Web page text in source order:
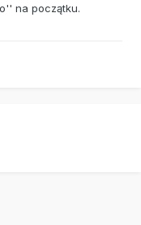
na początku.